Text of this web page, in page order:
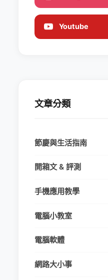
Youtube
文章分類
節慶與生活指南
開箱文 & 評測
手機應用教學
電腦小教室
電腦軟體
網路大小事